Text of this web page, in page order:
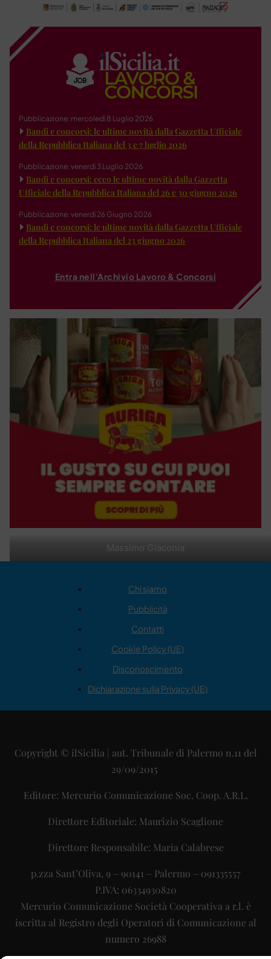
Massimo Giaconia
Pubblicazione: mercoledì 8 Luglio 2026
Bandi e concorsi: le ultime novità dalla Gazzetta Ufficiale
della Repubblica Italiana del 3 e 7 luglio 2026
Pubblicazione: venerdì 3 Luglio 2026
Bandi e concorsi: ecco le ultime novità dalla Gazzetta
Ufficiale della Repubblica Italiana del 26 e 30 giugno 2026
Pubblicazione: venerdì 26 Giugno 2026
Bandi e concorsi: le ultime novità dalla Gazzetta Ufficiale
della Repubblica Italiana del 23 giugno 2026
Entra nell'Archivio Lavoro & Concorsi
Chi siamo
Pubblicità
Contatti
Cookie Policy (UE)
Disconoscimento
Dichiarazione sulla Privacy (UE)
Copyright © ilSicilia | aut. Tribunale di Palermo n.11 del
29/09/2015
Editore: Mercurio Comunicazione Soc. Coop. A.R.L.
Direttore Editoriale: Maurizio Scaglione
Direttore Responsabile: Maria Calabrese
p.zza Sant’Oliva, 9 – 90141 – Palermo – 091335557
P.IVA: 06334930820
Mercurio Comunicazione Società Cooperativa a r.l. è
iscritta al Registro degli Operatori di Comunicazione al
numero 26988